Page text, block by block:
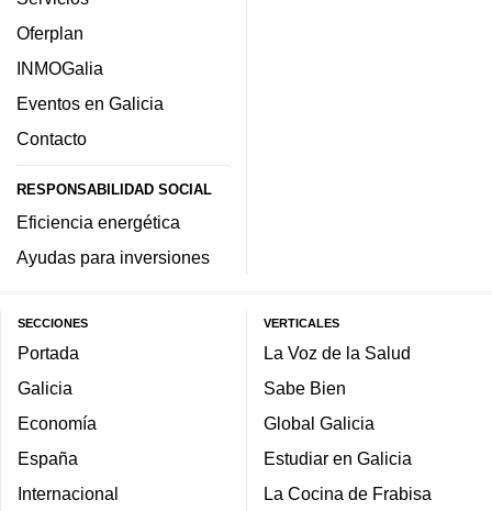
Oferplan
INMOGalia
Eventos en Galicia
Contacto
RESPONSABILIDAD SOCIAL
Eficiencia energética
Ayudas para inversiones
SECCIONES
Portada
Galicia
Economía
España
Internacional
VERTICALES
La Voz de la Salud
Sabe Bien
Global Galicia
Estudiar en Galicia
La Cocina de Frabisa